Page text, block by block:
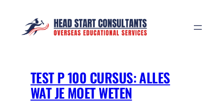
content
TEST P 100 CURSUS: ALLES
WAT JE MOET WETEN